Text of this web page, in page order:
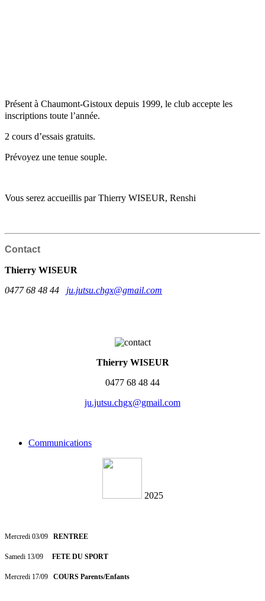
Présent à Chaumont-Gistoux depuis 1999, le club accepte les
inscriptions toute l’année.
2 cours d’essais gratuits.
Prévoyez une tenue souple.
Vous serez accueillis par Thierry WISEUR, Renshi
Contact
Thierry WISEUR
0477 68 48 44 ju.jutsu.chgx@gmail.com
Thierry WISEUR
0477 68 48 44
ju.jutsu.chgx@gmail.com
Communications
2025
Mercredi 03/09 RENTREE
Samedi 13/09 FETE DU SPORT
Mercredi 17/09 COURS Parents/Enfants